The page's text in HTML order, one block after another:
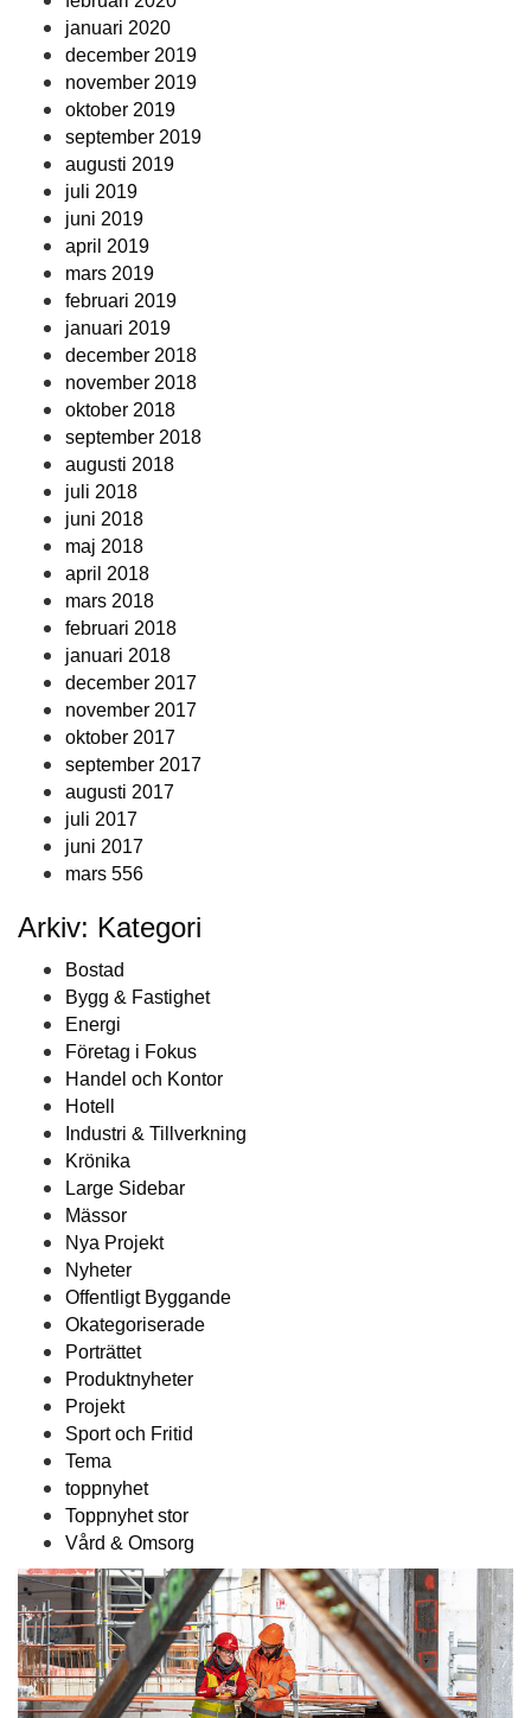
januari 2020
december 2019
november 2019
oktober 2019
september 2019
augusti 2019
juli 2019
juni 2019
april 2019
mars 2019
februari 2019
januari 2019
december 2018
november 2018
oktober 2018
september 2018
augusti 2018
juli 2018
juni 2018
maj 2018
april 2018
mars 2018
februari 2018
januari 2018
december 2017
november 2017
oktober 2017
september 2017
augusti 2017
juli 2017
juni 2017
mars 556
Arkiv: Kategori
Bostad
Bygg & Fastighet
Energi
Företag i Fokus
Handel och Kontor
Hotell
Industri & Tillverkning
Krönika
Large Sidebar
Mässor
Nya Projekt
Nyheter
Offentligt Byggande
Okategoriserade
Porträttet
Produktnyheter
Projekt
Sport och Fritid
Tema
toppnyhet
Toppnyhet stor
Vård & Omsorg